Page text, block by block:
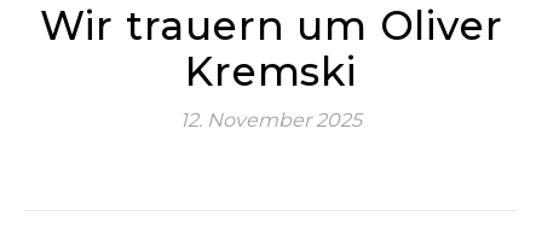
Wir trauern um Oliver
Kremski
12. November 2025